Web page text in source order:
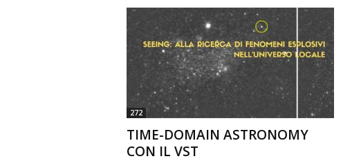
272
TIME-DOMAIN ASTRONOMY
CON IL VST